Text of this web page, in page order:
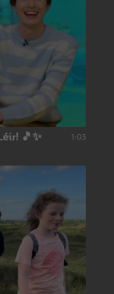
🎵✨ 1:03